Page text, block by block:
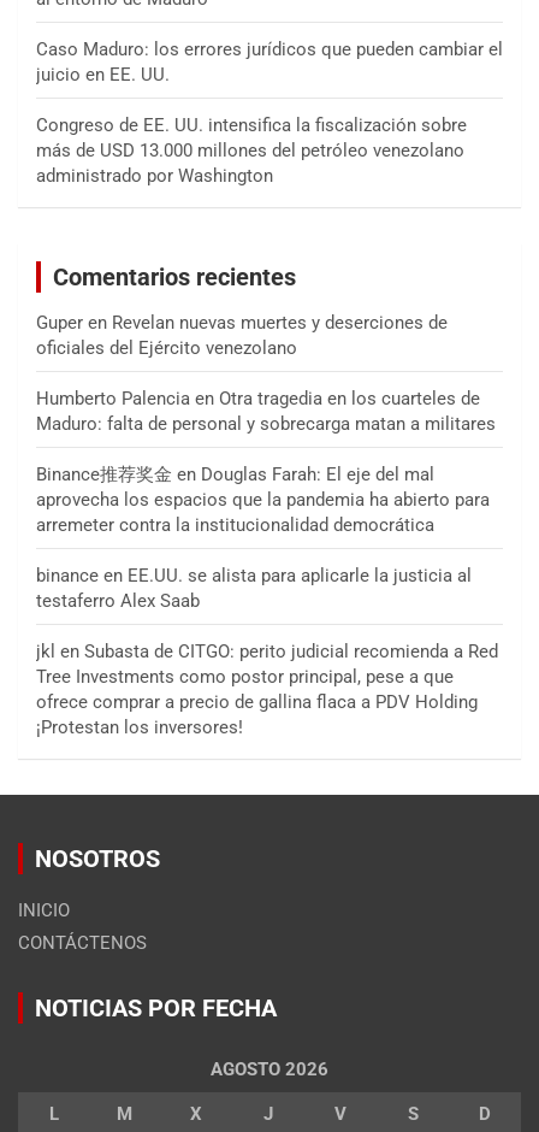
Caso Maduro: los errores jurídicos que pueden cambiar el
juicio en EE. UU.
Congreso de EE. UU. intensifica la fiscalización sobre
más de USD 13.000 millones del petróleo venezolano
administrado por Washington
Comentarios recientes
Guper en Revelan nuevas muertes y deserciones de
oficiales del Ejército venezolano
Humberto Palencia en Otra tragedia en los cuarteles de
Maduro: falta de personal y sobrecarga matan a militares
Binance推荐奖金 en Douglas Farah: El eje del mal
aprovecha los espacios que la pandemia ha abierto para
arremeter contra la institucionalidad democrática
binance en EE.UU. se alista para aplicarle la justicia al
testaferro Alex Saab
jkl en Subasta de CITGO: perito judicial recomienda a Red
Tree Investments como postor principal, pese a que
ofrece comprar a precio de gallina flaca a PDV Holding
¡Protestan los inversores!
NOSOTROS
INICIO
CONTÁCTENOS
NOTICIAS POR FECHA
AGOSTO 2026
L M X J V S D